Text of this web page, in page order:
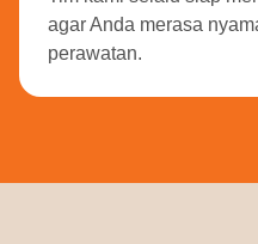
agar Anda merasa
perawatan.